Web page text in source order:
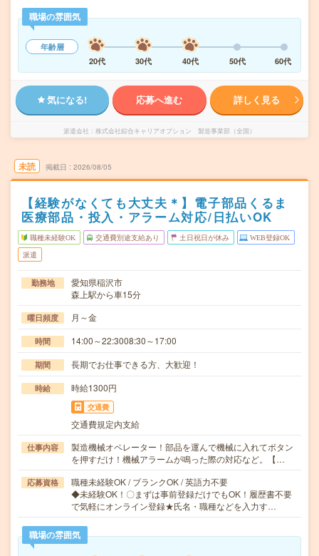
職場の雰囲気
年齢層
20代
30代 40代 50代 60代
気になる! 応募へ進む 詳しく見る
派遣会社 株式会社綜合キャリアオプション 製造事業部（全国）
未読 掲載日 2026/08/05
【経験がなくても大丈夫＊】電子部品くるま
医療部品・投入・アラーム対応/日払いOK
職種未経験OK 交通費別途支給あり 土日祝日が休み WEB登録OK
派遣
勤務地
愛知県稲沢市
森上駅から車15分
曜日頻度 月～金
時間 14:00～22:3008:30～17:00
期間 長期でお仕事できる方、大歓迎！
時給 時給1300円
交通費
交通費規定内支給
仕事内容
製造機械オペレーター！部品を運んで機械に入れてボタン
を押すだけ！機械アラームが鳴った際の対応など。【…
応募資格
職種未経験OK / ブランクOK / 英語力不要
◆未経験OK！〇まずは事前登録だけでもOK！履歴書不要
で気軽にオンライン登録★氏名・職種などを入力す…
職場の雰囲気